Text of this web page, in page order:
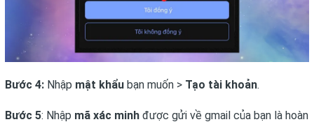
Bước 4: Nhập mật khẩu bạn muốn > Tạo tài khoản.
Bước 5: Nhập mã xác minh được gửi về gmail của bạn là hoàn